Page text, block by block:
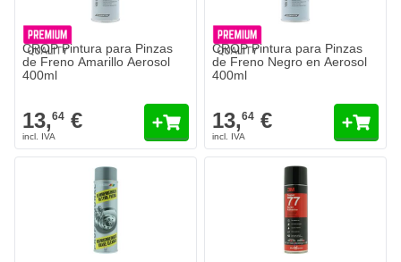
CROP Pintura para Pinzas
de Freno Amarillo Aerosol
400ml
13,64 €
CROP Pintura para Pinzas
de Freno Negro en Aerosol
400ml
13,64 €